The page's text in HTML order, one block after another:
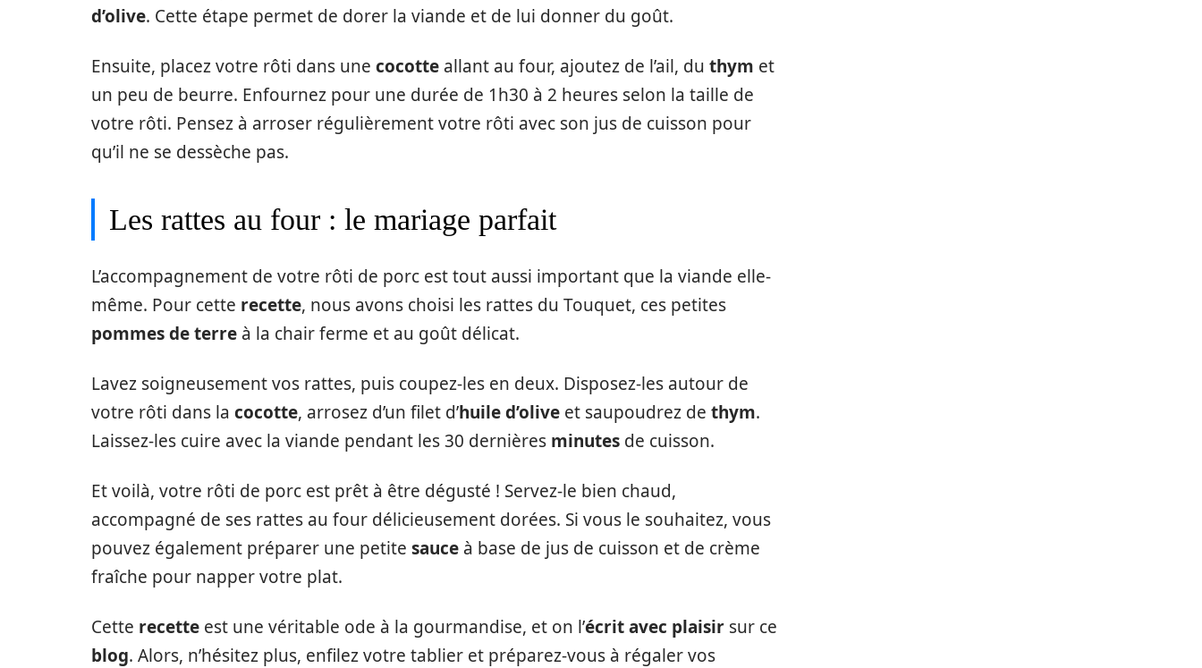
d’olive. Cette étape permet de dorer la viande et de lui donner du goût.
Ensuite, placez votre rôti dans une cocotte allant au four, ajoutez de l’ail, du thym et
un peu de beurre. Enfournez pour une durée de 1h30 à 2 heures selon la taille de
votre rôti. Pensez à arroser régulièrement votre rôti avec son jus de cuisson pour
qu’il ne se dessèche pas.
Les rattes au four : le mariage parfait
L’accompagnement de votre rôti de porc est tout aussi important que la viande elle-
même. Pour cette recette, nous avons choisi les rattes du Touquet, ces petites
pommes de terre à la chair ferme et au goût délicat.
Lavez soigneusement vos rattes, puis coupez-les en deux. Disposez-les autour de
votre rôti dans la cocotte, arrosez d’un filet d’huile d’olive et saupoudrez de thym.
Laissez-les cuire avec la viande pendant les 30 dernières minutes de cuisson.
Et voilà, votre rôti de porc est prêt à être dégusté ! Servez-le bien chaud,
accompagné de ses rattes au four délicieusement dorées. Si vous le souhaitez, vous
pouvez également préparer une petite sauce à base de jus de cuisson et de crème
fraîche pour napper votre plat.
Cette recette est une véritable ode à la gourmandise, et on l’écrit avec plaisir sur ce
blog. Alors, n’hésitez plus, enfilez votre tablier et préparez-vous à régaler vos